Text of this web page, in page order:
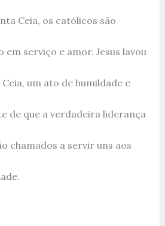
Ceia, os católicos são
em serviço e amor. Jesus lavou
um ato de humildade e
de que a verdadeira liderança
chamados a servir uns aos